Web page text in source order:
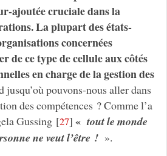
ajoutée cruciale dans la
La plupart des états-
concernées
de ce type de cellule aux côtés
en charge de la gestion des
jusqu’où pouvons-nous aller dans
des compétences ? Comme l’a
Gussing[27] « tout le monde
ne veut l’être ! ».